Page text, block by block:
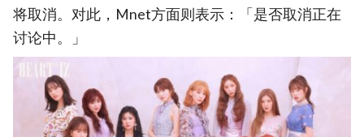
将取消。对此，Mnet方面则表示：「是否取消正在
讨论中。」